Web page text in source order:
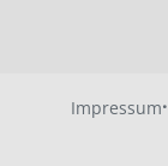
Impressum·